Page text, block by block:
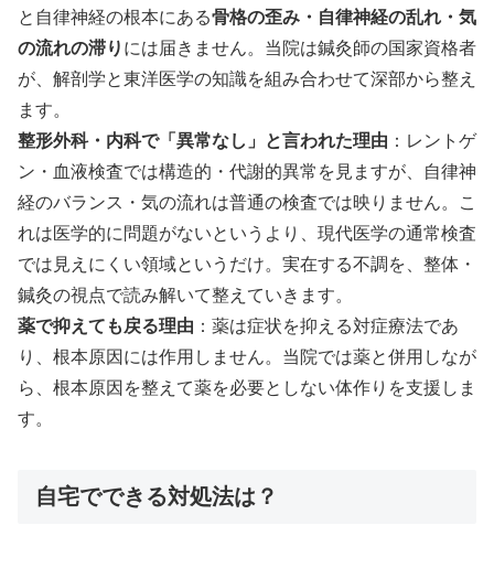
と自律神経の根本にある骨格の歪み・自律神経の乱れ・気
の流れの滞り には届きません。当院は鍼灸師の国家資格者
が、解剖学と東洋医学の知識を組み合わせて深部から整え
ます。
整形外科・内科で「異常なし」と言われた理由 ：レントゲ
ン・血液検査では構造的・代謝的異常を見ますが、自律神
経のバランス・気の流れは普通の検査では映りません。こ
れは医学的に問題がないというより、現代医学の通常検査
では見えにくい領域というだけ。実在する不調を、整体・
鍼灸の視点で読み解いて整えていきます。
薬で抑えても戻る理由 ：薬は症状を抑える対症療法であ
り、根本原因には作用しません。当院では薬と併用しなが
ら、根本原因を整えて薬を必要としない体作りを支援しま
す。
自宅でできる対処法は？